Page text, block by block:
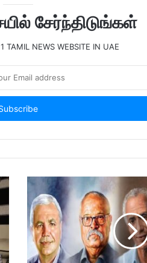
சேர்ந்திடுங்கள்
TAMIL NEWS WEBSITE IN UAE